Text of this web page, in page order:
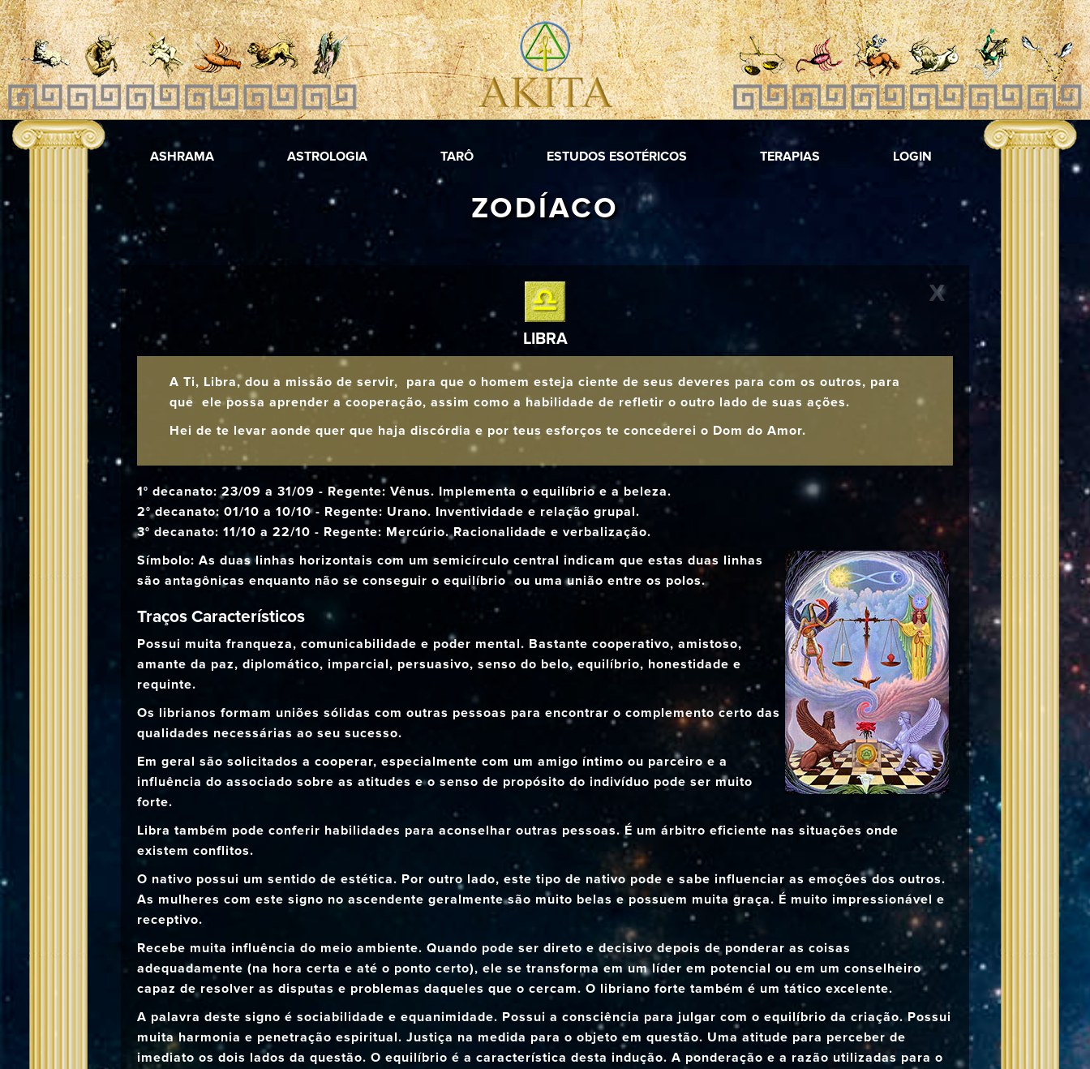
ASHRAMA ASTROLOGIA TARÔ ESTUDOS ESOTÉRICOS TERAPIAS LOGIN
ZODÍACO
X
LIBRA
A Ti, Libra, dou a missão de servir, para que o homem esteja ciente de seus deveres para com os outros, para
que ele possa aprender a cooperação, assim como a habilidade de refletir o outro lado de suas ações.
Hei de te levar aonde quer que haja discórdia e por teus esforços te concederei o Dom do Amor.
1° decanato: 23/09 a 31/09 - Regente: Vênus. Implementa o equilíbrio e a beleza.
2° decanato: 01/10 a 10/10 - Regente: Urano. Inventividade e relação grupal.
3° decanato: 11/10 a 22/10 - Regente: Mercúrio. Racionalidade e verbalização.
Símbolo: As duas linhas horizontais com um semicírculo central indicam que estas duas linhas
são antagônicas enquanto não se conseguir o equilíbrio ou uma união entre os polos.
Traços Característicos
Possui muita franqueza, comunicabilidade e poder mental. Bastante cooperativo, amistoso,
amante da paz, diplomático, imparcial, persuasivo, senso do belo, equilíbrio, honestidade e
requinte.
Os librianos formam uniões sólidas com outras pessoas para encontrar o complemento certo das
qualidades necessárias ao seu sucesso.
Em geral são solicitados a cooperar, especialmente com um amigo íntimo ou parceiro e a
influência do associado sobre as atitudes e o senso de propósito do indivíduo pode ser muito
forte.
Libra também pode conferir habilidades para aconselhar outras pessoas. É um árbitro eficiente nas situações onde
existem conflitos.
O nativo possui um sentido de estética. Por outro lado, este tipo de nativo pode e sabe influenciar as emoções dos outros.
As mulheres com este signo no ascendente geralmente são muito belas e possuem muita graça. É muito impressionável e
receptivo.
Recebe muita influência do meio ambiente. Quando pode ser direto e decisivo depois de ponderar as coisas
adequadamente (na hora certa e até o ponto certo), ele se transforma em um líder em potencial ou em um conselheiro
capaz de resolver as disputas e problemas daqueles que o cercam. O libriano forte também é um tático excelente.
A palavra deste signo é sociabilidade e equanimidade. Possui a consciência para julgar com o equilíbrio da criação. Possui
muita harmonia e penetração espiritual. Justiça na medida para o objeto em questão. Uma atitude para perceber de
imediato os dois lados da questão. O equilíbrio é a característica desta indução. A ponderação e a razão utilizadas para o